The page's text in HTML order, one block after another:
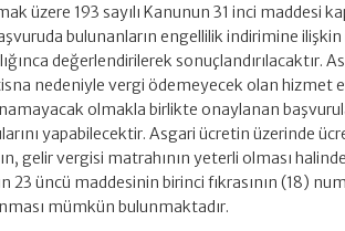
üzere 193 sayılı Kanunun 31 inci maddesi
bulunanların engellilik indirimine
değerlendirilerek sonuçlandırılacaktır.
nedeniyle vergi ödemeyecek olan hizmet
olmakla birlikte onaylanan
yapabilecektir. Asgari ücretin üzerinde
gelir vergisi matrahının yeterli olması
23 üncü maddesinin birinci fıkrasının (18)
mümkün bulunmaktadır.